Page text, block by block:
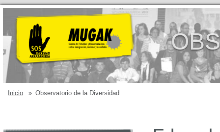
Inicio » Observatorio de la Diversidad